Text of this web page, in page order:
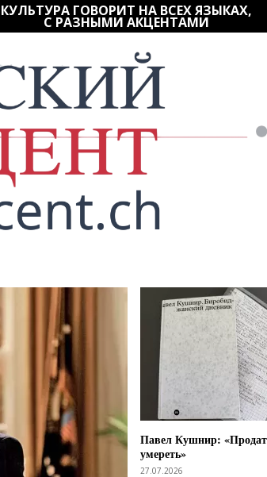
КУЛЬТУРА ГОВОРИТ НА ВСЕХ ЯЗЫКАХ,
С РАЗНЫМИ АКЦЕНТАМИ
Павел Кушнир:
умереть»
27.07.2026